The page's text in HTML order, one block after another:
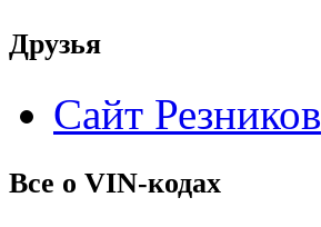
Друзья
Сайт Резников
Все о VIN-кодах